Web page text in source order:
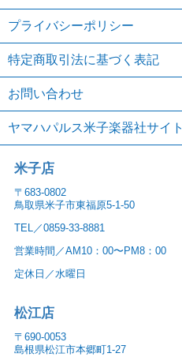
プライバシーポリシー
特定商取引法に基づく表記
お問い合わせ
ヤマハパルス米子楽器社サイト
米子店
〒683-0802
鳥取県米子市東福原5-1-50
TEL／0859-33-8881
営業時間／AM10：00〜PM8：00
定休日／水曜日
松江店
〒690-0053
島根県松江市本郷町1-27